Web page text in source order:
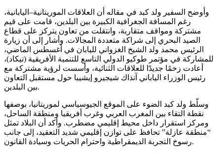
وأوضح السفير ولد كبد في مقاله أن العلاقات الموريتانية–اليابانية،
رغم المسافة الجغرافية الكبيرة بين البلدين، قامت على قيم
مشتركة ومواقف متقاربة، وانتقلت من تعاون يتركز على قطاع
الصيد البحري إلى شراكة متعددة المجالات. وأشار إلى أن زيارة
الرئيس محمد ولد الشيخ الغزواني لليابان في أغسطس الماضي،
للمشاركة في مؤتمر طوكيو الدولي التاسع للتنمية الأفريقية (تيكاد)،
أعادت زخمًا جديدًا للعلاقات الثنائية، وأسست لرؤية مشتركة مع
رئيس الوزراء الياباني آنذاك شيجيرو إيشيبا حول مستقبل التعاون
بين البلدين.
وسلّط ولد كبد الضوء على الموقع الجيوسياسي لموريتانيا، بوصفها
نقطة التقاء بين المغرب العربي وغرب أفريقيا ومنطقة الساحل،
ومركز استقرار داخل محيط إقليمي مضطرب. وأكد أن البلاد تمثل
“منطقة عازلة” تحافظ على توازن إقليمي شديد التعقيد، إلى جانب
رسوخ التجربة الديمقراطية واحترام الحريات وسيادة القانون.